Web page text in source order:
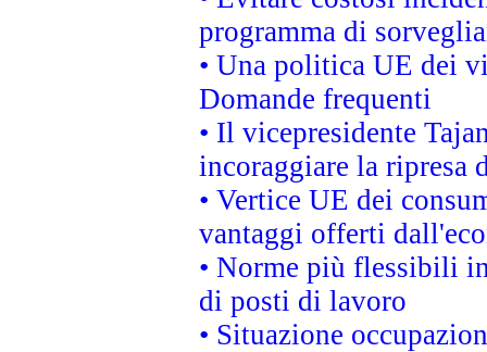
programma di
• Una politica UE dei
Domande frequenti
• Il vicepresidente
incoraggiare la ripresa
• Vertice UE dei
vantaggi offerti
• Norme più flessibili
di posti di lavoro
• Situazione